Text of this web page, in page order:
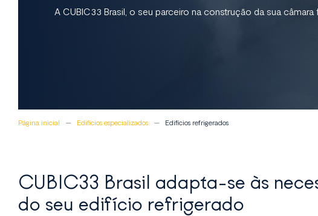
A CUBIC33 Brasil, o seu parceiro na construção da sua câmara
Página inicial Edifícios especializados Edifícios refrigerados
CUBIC33 Brasil adapta-se às
do seu edifício refrigerado